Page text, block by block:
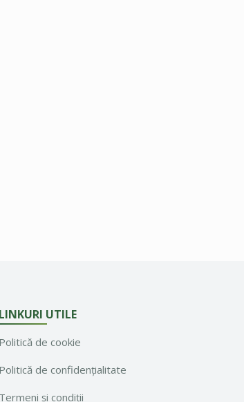
LINKURI UTILE
Politică de cookie
Politică de confidențialitate
Termeni și condiții